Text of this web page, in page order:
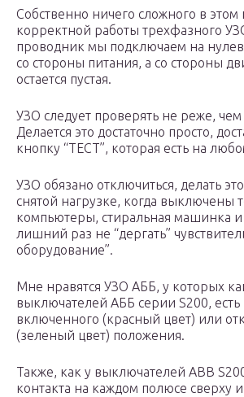
Собственно ничего сложного в этом
корректной работы трехфазного
проводник мы подключаем на
со стороны питания, а со стороны
остается пустая.
УЗО следует проверять не реже, чем
Делается это достаточно просто,
кнопку “ТЕСТ”, которая есть на
УЗО обязано отключиться, делать
снятой нагрузке, когда выключены
компьютеры, стиральная машинка и
лишний раз не “дергать”
оборудование”.
Мне нравятся УЗО АББ, у которых
выключателей АББ серии S200,
включенного (красный цвет) или
(зеленый цвет) положения.
Также, как у выключателей ABB
контакта на каждом полюсе сверху